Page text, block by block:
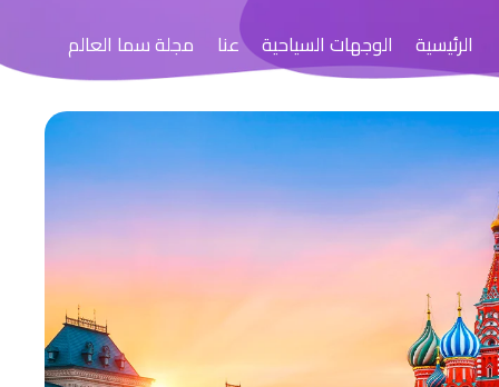
الرئيسية الوجهات السياحية عنا مجلة سما العالم